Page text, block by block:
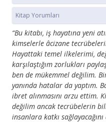
Kitap Yorumları
“Bu kitabı, iş hayatına yeni
kimselerle âcizane
Hayattaki temel ilkelerimi,
karşılaştığım zorlukları
ben de mükemmel deği­lim.
yanın­da hatalar da yaptım.
ibret alınmasını arzu ettim.
değilim ancak tecrübelerin
insanlara katkı